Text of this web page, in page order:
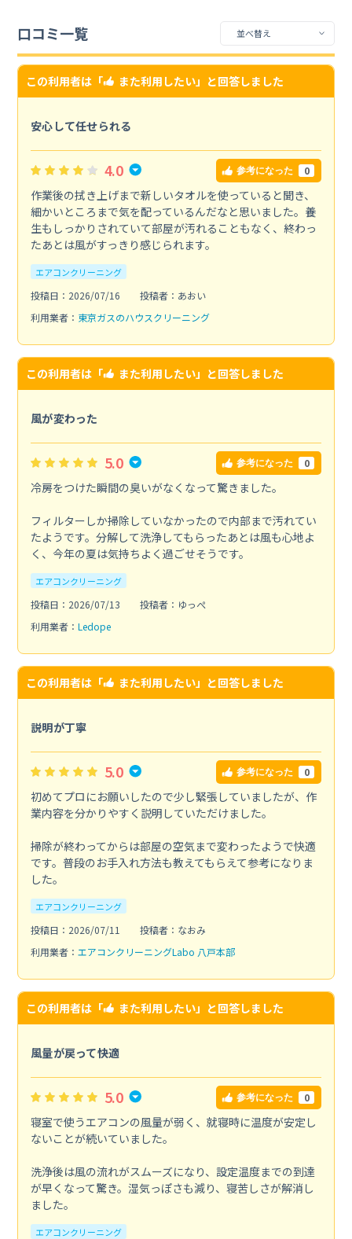
口コミ一覧
この利用者は「 また利用したい」と回答しました
安心して任せられる
4.0 参考になった 0
作業後の拭き上げまで新しいタオルを使っていると聞き、
細かいところまで気を配っているんだなと思いました。養
生もしっかりされていて部屋が汚れることもなく、終わっ
たあとは風がすっきり感じられます。
エアコンクリーニング
投稿日：2026/07/16
投稿者：あおい
利用業者： 東京ガスのハウスクリーニング
この利用者は「 また利用したい」と回答しました
風が変わった
5.0 参考になった 0
冷房をつけた瞬間の臭いがなくなって驚きました。
フィルターしか掃除していなかったので内部まで汚れてい
たようです。分解して洗浄してもらったあとは風も心地よ
く、今年の夏は気持ちよく過ごせそうです。
エアコンクリーニング
投稿日：2026/07/13
投稿者：ゆっぺ
利用業者： Ledope
この利用者は「 また利用したい」と回答しました
説明が丁寧
5.0 参考になった 0
初めてプロにお願いしたので少し緊張していましたが、作
業内容を分かりやすく説明していただけました。
掃除が終わってからは部屋の空気まで変わったようで快適
です。普段のお手入れ方法も教えてもらえて参考になりま
した。
エアコンクリーニング
投稿日：2026/07/11
投稿者：なおみ
利用業者： エアコンクリーニングLabo 八戸本部
この利用者は「 また利用したい」と回答しました
風量が戻って快適
5.0 参考になった 0
寝室で使うエアコンの風量が弱く、就寝時に温度が安定し
ないことが続いていました。
洗浄後は風の流れがスムーズになり、設定温度までの到達
が早くなって驚き。湿気っぽさも減り、寝苦しさが解消し
ました。
エアコンクリーニング